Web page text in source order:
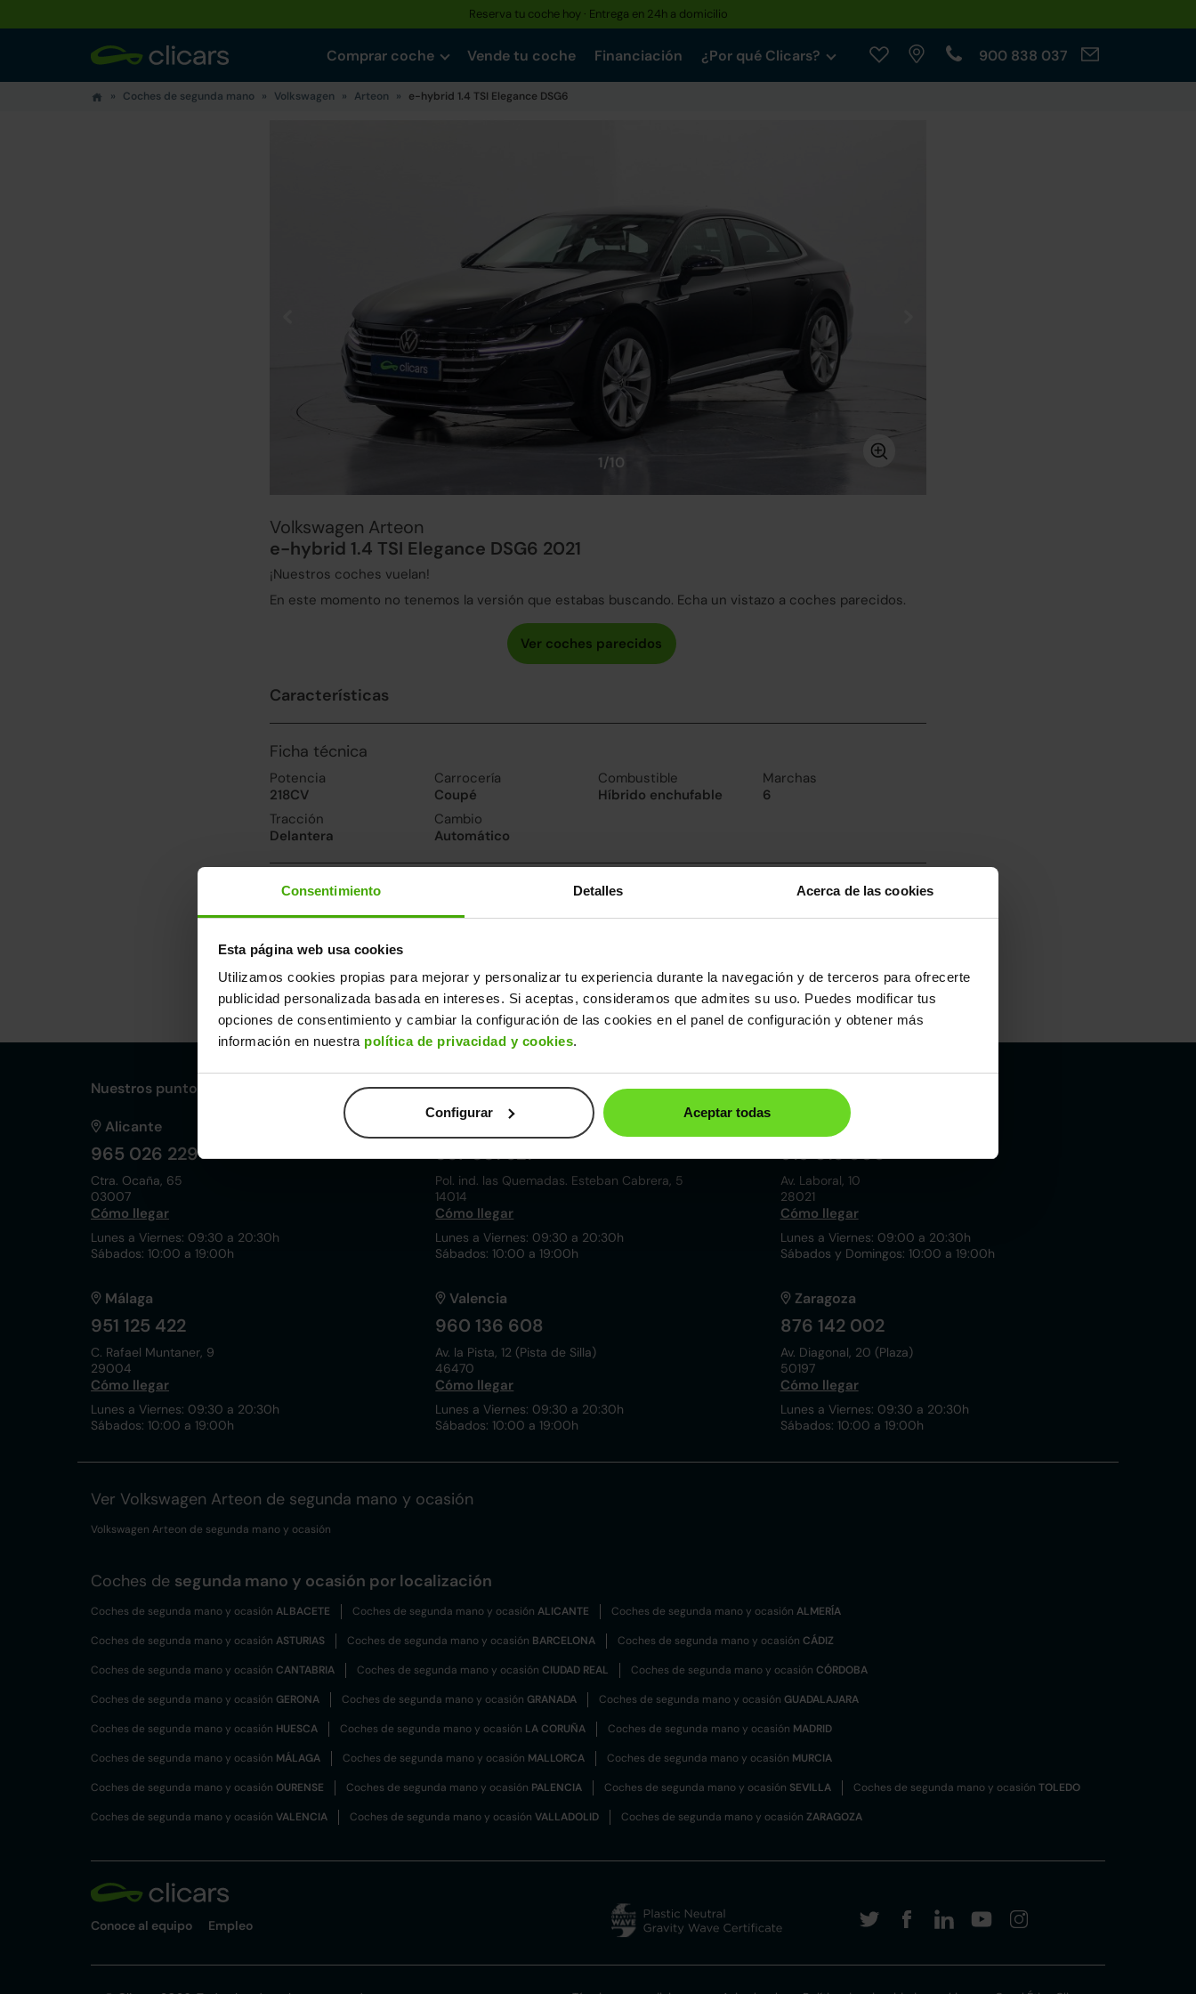
Consentimiento Detalles Acerca de las cookies
Esta página web usa cookies
Utilizamos cookies propias para mejorar y personalizar tu experiencia durante la navegación y de terceros para ofrecerte
publicidad personalizada basada en intereses. Si aceptas, consideramos que admites su uso. Puedes modificar tus
opciones de consentimiento y cambiar la configuración de las cookies en el panel de configuración y obtener más
información en nuestra política de privacidad y cookies.
Configurar Aceptar todas
Reserva tu coche hoy · Entrega en 24h a domicilio
Comprar coche Vende tu coche Financiación ¿Por qué Clicars? 900 838 037
Coches de segunda mano Volkswagen Arteon e-hybrid 1.4 TSI Elegance DSG6
1/10
Volkswagen Arteon
e-hybrid 1.4 TSI Elegance DSG6 2021
¡Nuestros coches vuelan!
En este momento no tenemos la versión que estabas buscando. Echa un vistazo a coches parecidos.
Características
Ficha técnica
Potencia
218CV
Carrocería
Coupé
Combustible
Híbrido enchufable
Marchas
6
Tracción
Delantera
Cambio
Automático
Prestaciones, consumo y emisiones
Velocidad máxima
De 0 a 100 km/h
Dimensiones y otros datos
Largo
4,87m
Ancho
1,87m
Alto
1,46m
Peso
Depósito
Maletero
Nuestros puntos de venta Clicars:
Alicante
965 026 229
Ctra. Ocaña, 65
03007
Cómo llegar
Lunes a Viernes: 09:30 a 20:30h
Sábados: 10:00 a 19:00h
857 881 521
Pol. ind. las Quemadas. Esteban Cabrera, 5
14014
Cómo llegar
Lunes a Viernes: 09:30 a 20:30h
Sábados: 10:00 a 19:00h
919 015 000
Av. Laboral, 10
28021
Cómo llegar
Lunes a Viernes: 09:00 a 20:30h
Sábados y Domingos: 10:00 a 19:00h
Málaga
951 125 422
C. Rafael Muntaner, 9
29004
Cómo llegar
Lunes a Viernes: 09:30 a 20:30h
Sábados: 10:00 a 19:00h
Valencia
960 136 608
Av. la Pista, 12 (Pista de Silla)
46470
Cómo llegar
Lunes a Viernes: 09:30 a 20:30h
Sábados: 10:00 a 19:00h
Zaragoza
876 142 002
Av. Diagonal, 20 (Plaza)
50197
Cómo llegar
Lunes a Viernes: 09:30 a 20:30h
Sábados: 10:00 a 19:00h
Ver Volkswagen Arteon de segunda mano y ocasión
Volkswagen Arteon de segunda mano y ocasión
Coches de segunda mano y ocasión por localización
Coches de segunda mano y ocasión ALBACETE Coches de segunda mano y ocasión ALICANTE Coches de segunda mano y ocasión ALMERÍA
Coches de segunda mano y ocasión ASTURIAS Coches de segunda mano y ocasión BARCELONA Coches de segunda mano y ocasión CÁDIZ
Coches de segunda mano y ocasión CANTABRIA Coches de segunda mano y ocasión CIUDAD REAL Coches de segunda mano y ocasión CÓRDOBA
Coches de segunda mano y ocasión GERONA Coches de segunda mano y ocasión GRANADA Coches de segunda mano y ocasión GUADALAJARA
Coches de segunda mano y ocasión HUESCA Coches de segunda mano y ocasión LA CORUÑA Coches de segunda mano y ocasión MADRID
Coches de segunda mano y ocasión MÁLAGA Coches de segunda mano y ocasión MALLORCA Coches de segunda mano y ocasión MURCIA
Coches de segunda mano y ocasión OURENSE Coches de segunda mano y ocasión PALENCIA Coches de segunda mano y ocasión SEVILLA Coches de segunda mano y ocasión TOLEDO
Coches de segunda mano y ocasión VALENCIA Coches de segunda mano y ocasión VALLADOLID Coches de segunda mano y ocasión ZARAGOZA
Conoce al equipo Empleo